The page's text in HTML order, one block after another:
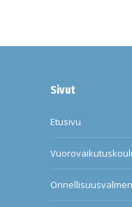
Sivut
Etusivu